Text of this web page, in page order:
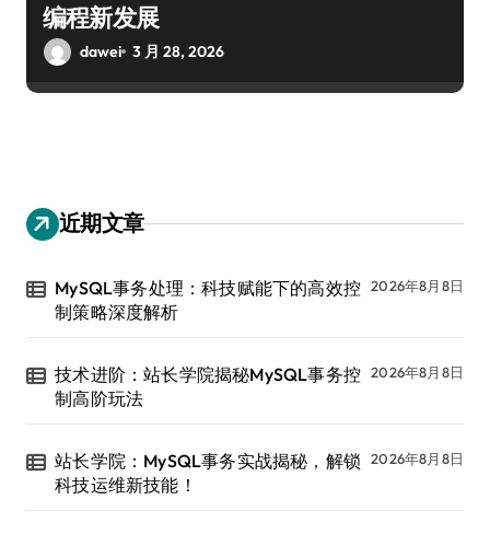
编程新发展
dawei 3 月 28, 2026
近期文章
MySQL事务处理：科技赋能下的高效控
制策略深度解析
2026年8月8日
技术进阶：站长学院揭秘MySQL事务控
制高阶玩法
2026年8月8日
站长学院：MySQL事务实战揭秘，解锁
科技运维新技能！
2026年8月8日